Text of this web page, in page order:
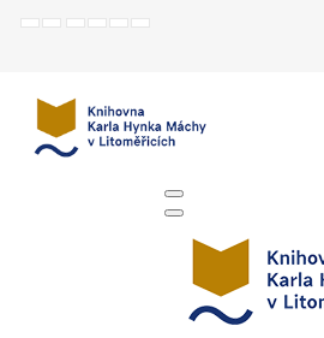
Default
Night
SetSetMakeSet